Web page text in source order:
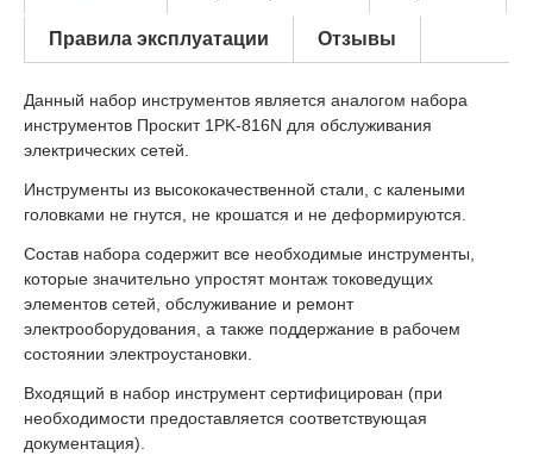
Правила эксплуатации Отзывы
Данный набор инструментов является аналогом набора
инструментов Проскит 1PK-816N для обслуживания
электрических сетей.
Инструменты из высококачественной стали, с калеными
головками не гнутся, не крошатся и не деформируются.
Состав набора содержит все необходимые инструменты,
которые значительно упростят монтаж токоведущих
элементов сетей, обслуживание и ремонт
электрооборудования, а также поддержание в рабочем
состоянии электроустановки.
Входящий в набор инструмент сертифицирован (при
необходимости предоставляется соответствующая
документация).